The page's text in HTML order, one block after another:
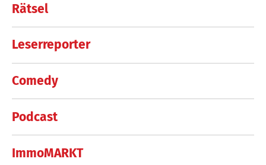
Rätsel
Leserreporter
Comedy
Podcast
ImmoMARKT